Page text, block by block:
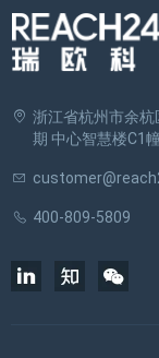
浙江省杭州市余
期 中心智慧楼C1
400-809-5809